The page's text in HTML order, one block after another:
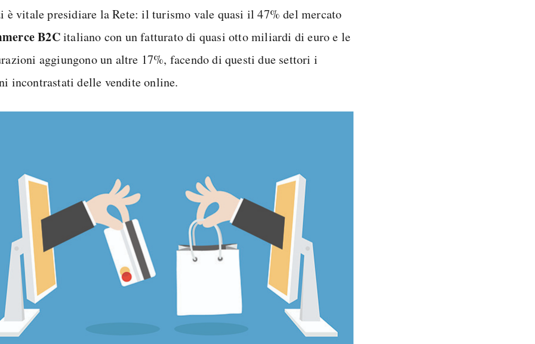
è vitale presidiare la Rete: il turismo vale quasi il 47% del mercato
B2Citaliano con un fatturato di quasi otto miliardi di euro e le
aggiungono un altre 17%, facendo di questi due settori i
incontrastati delle vendite online.